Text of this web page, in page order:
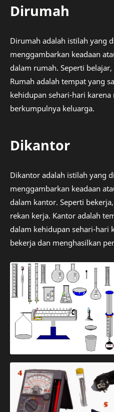
Dirumah
Dirumah adalah istilah yang
menggambarkan keadaan
dalam rumah. Seperti
Rumah adalah tempat yang
kehidupan sehari-hari
berkumpulnya keluarga.
Dikantor
Dikantor adalah istilah yang
menggambarkan keadaan
dalam kantor. Seperti
rekan kerja. Kantor adalah
dalam kehidupan sehari-hari
bekerja dan menghasilkan